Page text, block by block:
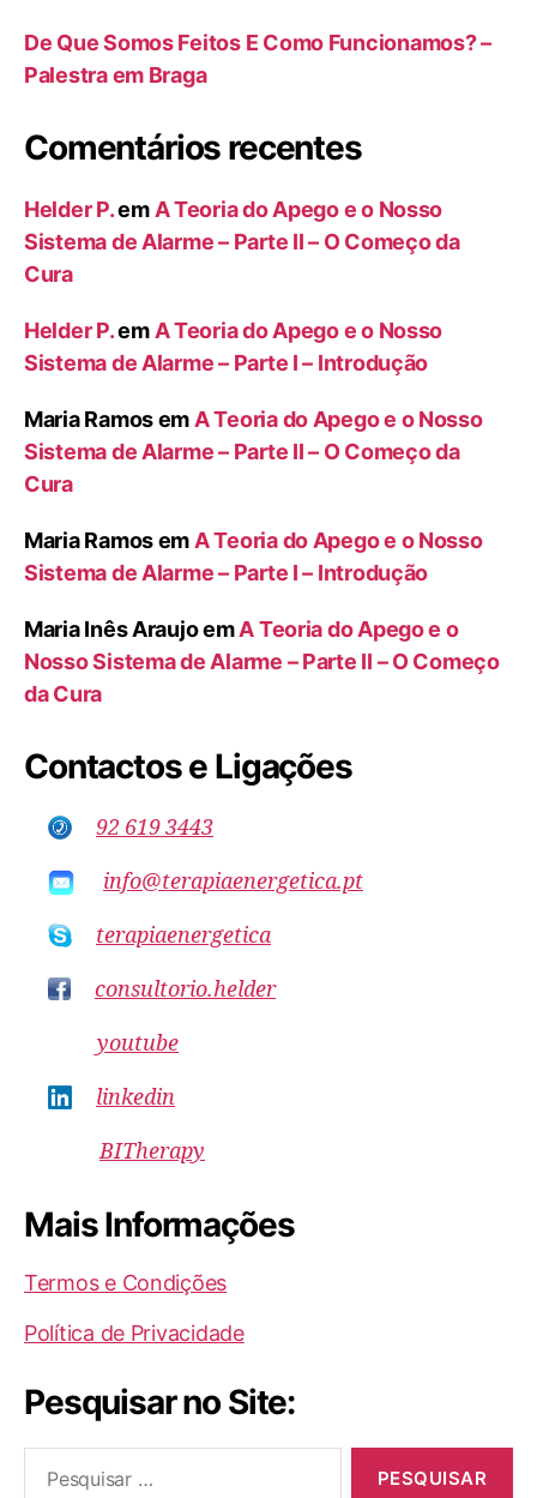
De Que Somos Feitos E Como Funcionamos? –
Palestra em Braga
Comentários recentes
Helder P.em A Teoria do Apego e o Nosso
Sistema de Alarme – Parte II – O Começo da
Cura
Helder P.em A Teoria do Apego e o Nosso
Sistema de Alarme – Parte I – Introdução
Maria Ramosem A Teoria do Apego e o Nosso
Sistema de Alarme – Parte II – O Começo da
Cura
Maria Ramosem A Teoria do Apego e o Nosso
Sistema de Alarme – Parte I – Introdução
Maria Inês AraujoemA Teoria do Apego e o
Nosso Sistema de Alarme – Parte II – O Começo
da Cura
Contactos e Ligações
92 619 3443
info@terapiaenergetica.pt
terapiaenergetica
consultorio.helder
youtube
linkedin
BITherapy
Mais Informações
Termos e Condições
Política de Privacidade
Pesquisar no Site:
por: